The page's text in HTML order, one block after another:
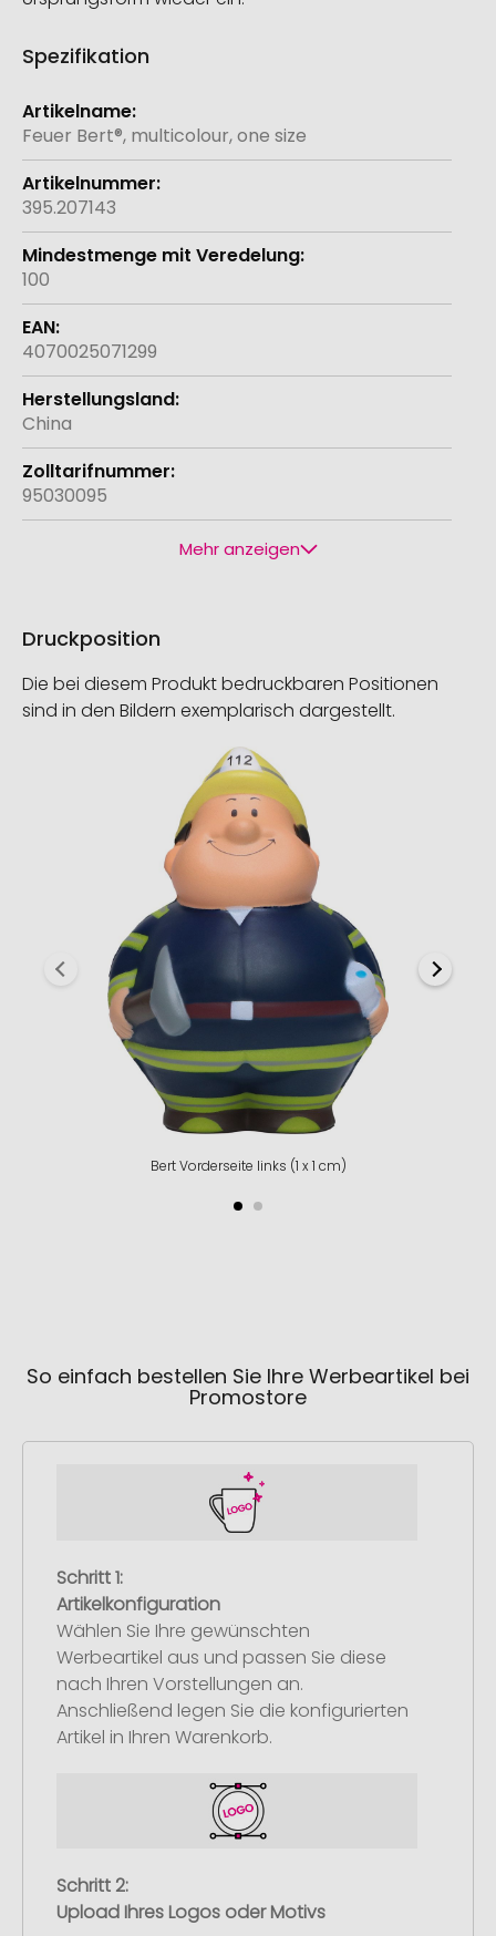
Spezifikation
Weitere
Informationen
Feuer Bert®, multicolour, one size
395.207143
100
4070025071299
China
95030095
Mehr anzeigen
Druckposition
Die bei diesem Produkt bedruckbaren Positionen
sind in den Bildern exemplarisch dargestellt.
Bert Vorderseite links (1 x 1 cm)
So einfach bestellen Sie Ihre Werbeartikel bei
Promostore
Schritt 1:
Artikelkonfiguration
Wählen Sie Ihre gewünschten
Werbeartikel aus und passen Sie diese
nach Ihren Vorstellungen an.
Anschließend legen Sie die konfigurierten
Artikel in Ihren Warenkorb.
Schritt 2:
Upload Ihres Logos oder Motivs